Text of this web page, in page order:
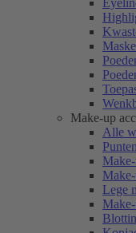
Make-up
Alle
Lege